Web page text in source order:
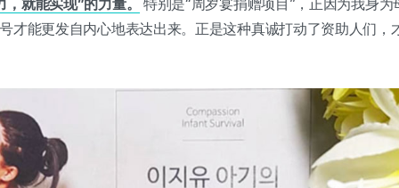
就能实现”的力量。
特别是“周岁宴捐赠项目”，正因为我身
才能更发自内心地表达出来。正是这种真诚打动了资助人们，